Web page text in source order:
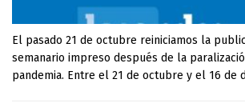
El pasado 21 de octubre reiniciamos la
semanario impreso después de la
pandemia. Entre el 21 de octubre y el 16 de